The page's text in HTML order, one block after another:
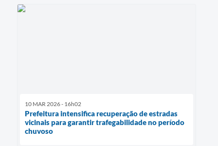
10 MAR 2026 - 16h02
Prefeitura intensifica recuperação de estradas
vicinais para garantir trafegabilidade no período
chuvoso